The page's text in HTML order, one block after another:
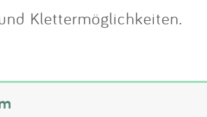
Klettermöglichkeiten.